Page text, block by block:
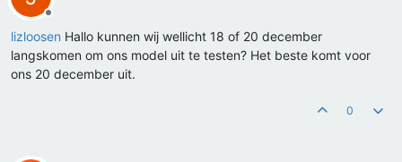
Offline
lizloosen Hallo kunnen wij wellicht 18 of 20 december
langskomen om ons model uit te testen? Het beste komt voor
ons 20 december uit.
0